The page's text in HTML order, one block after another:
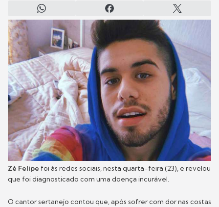
Zé Felipe foi às redes sociais, nesta quarta-feira (23), e revelou
que foi diagnosticado com uma doença incurável.
O cantor sertanejo contou que, após sofrer com dor nas costas